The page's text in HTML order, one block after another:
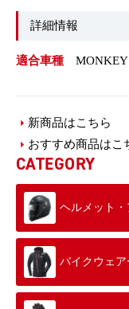
詳細情報
適合車種
新商品はこちら
おすすめ商品はこ
CATEGORY
ヘルメット
バイクウェア